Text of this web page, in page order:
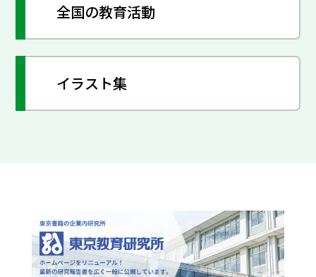
全国の教育活動
イラスト集